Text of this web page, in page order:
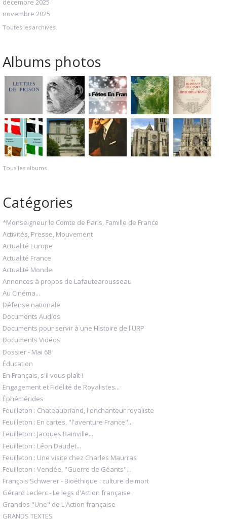
décembre 2025
novembre 2025
Toutes les archives
Albums photos
Tous les albums
Catégories
*Monseigneur le Comte de Paris, Famille de France
Activités, Presse, Mouvement
Actualité Europe
Actualité France
Actualité Monde
Annonces à propos de Lafautearousseau
Au Cinéma...
Défense nationale
Documents Audios
Documents pour servir à une Histoire de l'URP
Documents Vidéos
Dossier - Mai 68
Éducation
En Français, s'il vous plaît !
Engagement et Fidélité de Royalistes...
Éphémérides
Feuilleton : Chateaubriand, l'enchanteur royaliste
Feuilleton : En cartes, "l'aventure France"...
Feuilleton : Jacques Bainville...
Feuilleton : Léon Daudet...
Feuilleton : Une visite chez Charles Maurras
Feuilleton : Vendée, "Guerre de Géants"...
François Schwerer - Bioéthique : culture de mort
Gérard Leclerc - Le legs d'Action française
Grandes "Une" de L'Action française
GRANDS TEXTES